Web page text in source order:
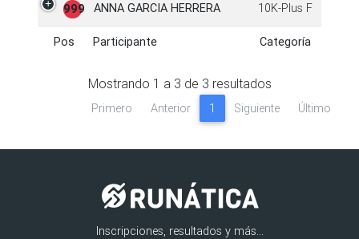
Pos Participante Categoría
999 ANNA GARCIA HERRERA 10K-Plus F
Pos Participante Categoría
Mostrando 1 a 3 de 3 resultados
Primero Anterior 1 Siguiente Último
Inscripciones, resultados y más...